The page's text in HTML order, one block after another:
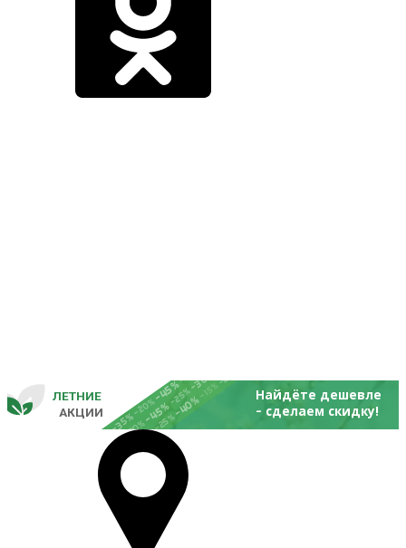
-20%
-25%
-45%
-35%-20%
-25%
-45%
-30%
-15%
-20%
-25%
-40%
АКЦИИ
ЛЕТНИЕ Найдёте дешевле
- сделаем